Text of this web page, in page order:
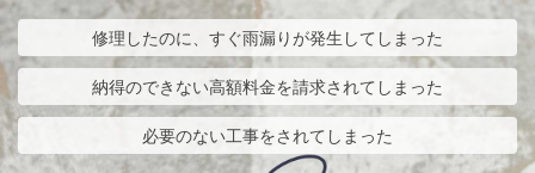
修理したのに、すぐ雨漏りが発生してしまった
納得のできない高額料金を請求されてしまった
必要のない工事をされてしまった